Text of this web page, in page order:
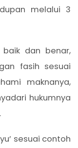
melalui 3
dan benar,
fasih sesuai
maknanya,
hukumnya
sesuai contoh